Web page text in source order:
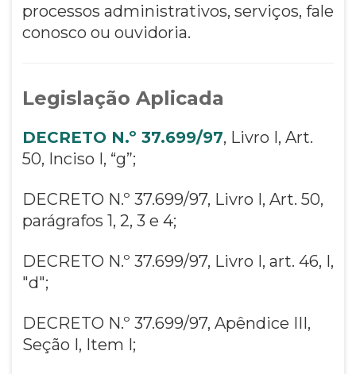
processos administrativos, serviços, fale
conosco ou ouvidoria.
Legislação Aplicada
DECRETO N.º 37.699/97, Livro I, Art.
50, Inciso I, “g”;
DECRETO N.º 37.699/97, Livro I, Art. 50,
parágrafos 1, 2, 3 e 4;
DECRETO N.º 37.699/97, Livro I, art. 46, I,
"d";
DECRETO N.º 37.699/97, Apêndice III,
Seção I, Item I;